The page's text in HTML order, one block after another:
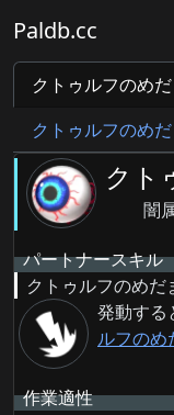
Paldb.cc
クトゥルフのめだ
クトゥルフのめ
クト
闇
パートナースキル
クトゥルフのめだ
発動する
ルフのめ
作業適性